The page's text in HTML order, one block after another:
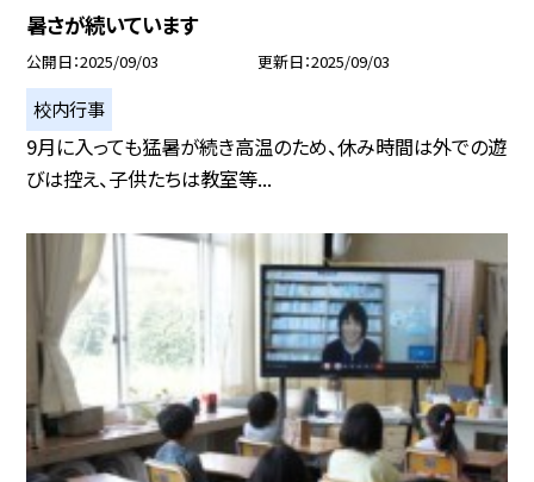
暑さが続いています
公開日 2025/09/03 更新日 2025/09/03
校内行事
9月に入っても猛暑が続き高温のため、休み時間は外での遊
びは控え、子供たちは教室等...